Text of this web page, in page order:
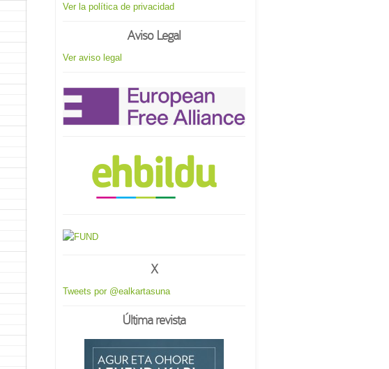
Ver la política de privacidad
Aviso Legal
Ver aviso legal
X
Tweets por @ealkartasuna
Última revista